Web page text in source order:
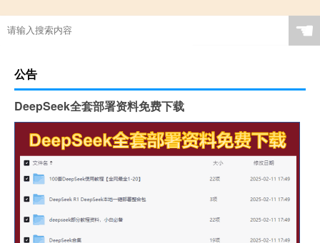
☚
公告
DeepSeek全套部署资料免费下载